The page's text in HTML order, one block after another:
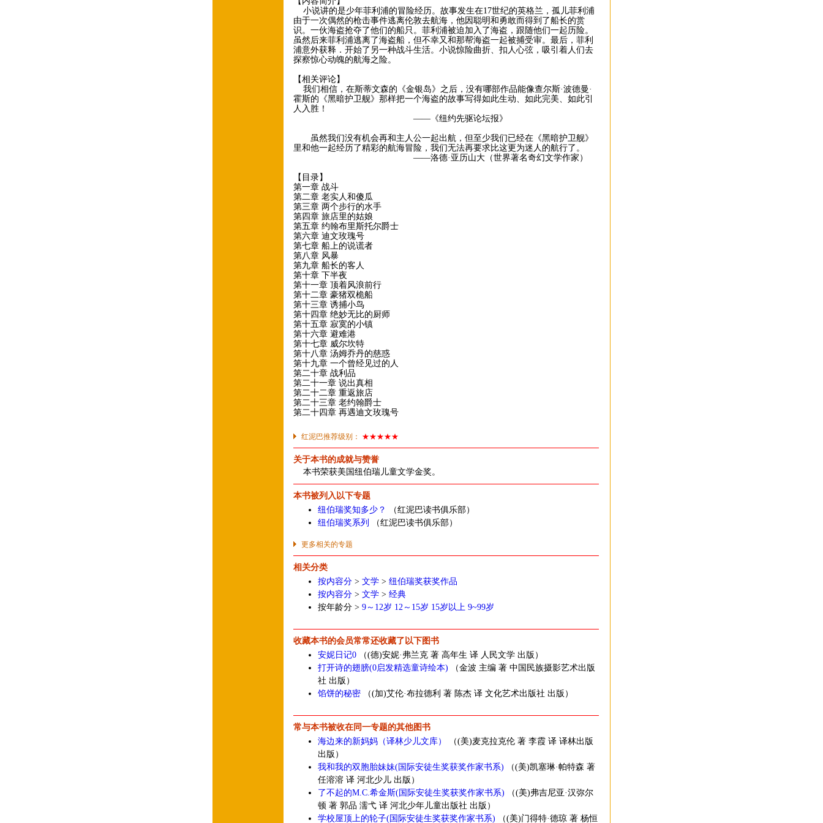
小说讲的是少年菲利浦的冒险经历。故事发生在17世纪的英格兰，孤儿菲利浦
由于一次偶然的枪击事件逃离伦敦去航海，他因聪明和勇敢而得到了船长的赏
识。一伙海盗抢夺了他们的船只。菲利浦被迫加入了海盗，跟随他们一起历险。
虽然后来菲利浦逃离了海盗船，但不幸又和那帮海盗一起被捕受审。最后，菲利
浦意外获释．开始了另一种战斗生活。小说惊险曲折、扣人心弦，吸引着人们去
探察惊心动魄的航海之险。
【相关评论】
我们相信，在斯蒂文森的《金银岛》之后，没有哪部作品能像查尔斯·波德曼·
霍斯的《黑暗护卫舰》那样把一个海盗的故事写得如此生动、如此完美、如此引
人入胜！
——《纽约先驱论坛报》
虽然我们没有机会再和主人公一起出航，但至少我们已经在《黑暗护卫舰》
里和他一起经历了精彩的航海冒险，我们无法再要求比这更为迷人的航行了。
——洛德·亚历山大（世界著名奇幻文学作家）
【目录】
第一章 战斗
第二章 老实人和傻瓜
第三章 两个步行的水手
第四章 旅店里的姑娘
第五章 约翰布里斯托尔爵士
第六章 迪文玫瑰号
第七章 船上的说谎者
第八章 风暴
第九章 船长的客人
第十章 下半夜
第十一章 顶着风浪前行
第十二章 豪猪双桅船
第十三章 诱捕小鸟
第十四章 绝妙无比的厨师
第十五章 寂寞的小镇
第十六章 避难港
第十七章 威尔坎特
第十八章 汤姆乔丹的慈惑
第十九章 一个曾经见过的人
第二十章 战利品
第二十一章 说出真相
第二十二章 重返旅店
第二十三章 老约翰爵士
第二十四章 再遇迪文玫瑰号
红泥巴推荐级别： ★★★★★
关于本书的成就与赞誉
本书荣获美国纽伯瑞儿童文学金奖。
本书被列入以下专题
纽伯瑞奖知多少？
（红泥巴读书俱乐部）
纽伯瑞奖系列
（红泥巴读书俱乐部）
更多相关的专题
相关分类
按内容分 > 文学 > 纽伯瑞奖获奖作品
按内容分 > 文学 > 经典
按年龄分 > 9～12岁 12～15岁 15岁以上 9~99岁
收藏本书的会员常常还收藏了以下图书
安妮日记0 （(德)安妮·弗兰克 著 高年生 译 人民文学 出版）
打开诗的翅膀(0启发精选童诗绘本) （金波 主编 著 中国民族摄影艺术出版
社 出版）
馅饼的秘密 （(加)艾伦·布拉德利 著 陈杰 译 文化艺术出版社 出版）
常与本书被收在同一专题的其他图书
海边来的新妈妈（译林少儿文库）
（(美)麦克拉克伦 著 李霞 译 译林出版
出版）
我和我的双胞胎妹妹(国际安徒生奖获奖作家书系) （(美)凯塞琳·帕特森 著
任溶溶 译 河北少儿 出版）
了不起的M.C.希金斯(国际安徒生奖获奖作家书系) （(美)弗吉尼亚·汉弥尔
顿 著 郭品 濡弋 译 河北少年儿童出版社 出版）
学校屋顶上的轮子(国际安徒生奖获奖作家书系) （(美)门得特·德琼 著 杨恒